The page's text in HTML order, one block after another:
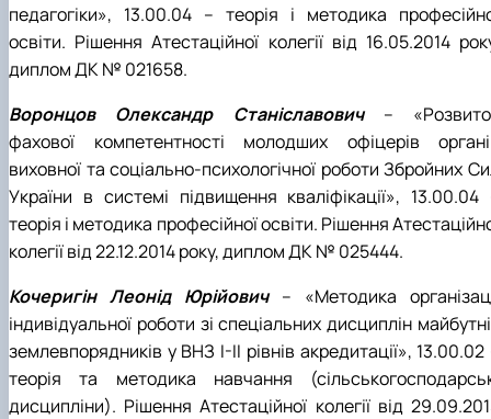
педагогіки», 13.00.04 – теорія і методика
освіти. Рішення Атестаційної колегії від 16.05.2014
диплом ДК № 021658.
Воронцов Олександр Станіславович–
фахової компетентності молодших офіцерів
виховної та соціально-психологічної роботи Збройних
України в системі підвищення кваліфікації», 13.00.04
теорія і методика професійної освіти. Рішення
колегії від 22.12.2014 року, диплом ДК № 025444.
Кочеригін Леонід Юрійович– «Методика
індивідуальної роботи зі спеціальних дисциплін
землевпорядників у ВНЗ І-ІІ рівнів акредитації», 13.00.02
теорія та методика навчання
дисципліни). Рішення Атестаційної колегії від